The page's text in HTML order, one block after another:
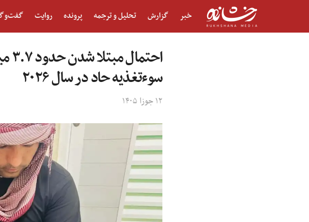
خبر گزارش تحلیل و ترجمه پرونده روایت گفت‌و‎گو
سوءتغذیه حاد در سال ۲۰۲۶
۱۲ جوزا ۱۴۰۵